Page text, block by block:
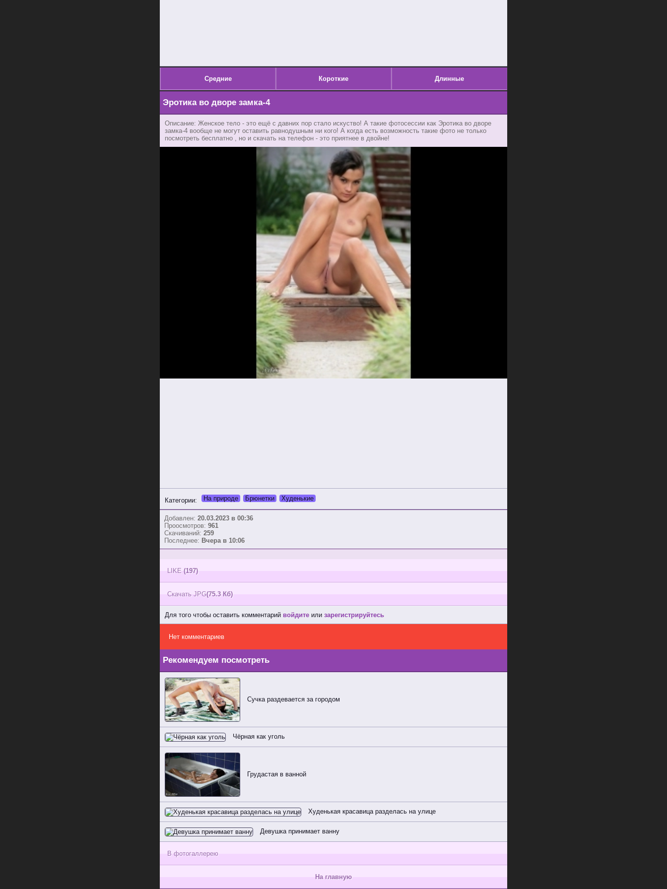
Средние Короткие Длинные
Эротика во дворе замка-4
Описание: Женское тело - это ещё с давних пор стало искуство! А такие фотосессии как Эротика во дворе
замка-4 вообще не могут оставить равнодушным ни кого! А когда есть возможность такие фото не только
посмотреть бесплатно , но и скачать на телефон - это приятнее в двойне!
Категории: На природе Брюнетки Худенькие
Добавлен: 20.03.2023 в 00:36
Проосмотров: 961
Скачиваний: 259
Последнее: Вчера в 10:06
LIKE (197)
Скачать JPG(75.3 Кб)
Для того чтобы оставить комментарий войдите или зарегистрируйтесь
Нет комментариев
Рекомендуем посмотреть
Сучка раздевается за городом
Чёрная как уголь
Грудастая в ванной
Худенькая красавица разделась на улице
Девушка принимает ванну
В фотогаллерею
На главную